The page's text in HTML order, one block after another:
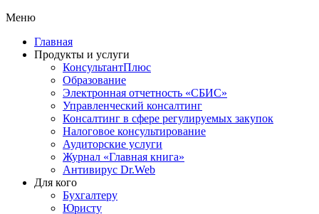
Меню
Главная
Продукты и услуги
КонсультантПлюс
Образование
Электронная отчетность «СБИС»
Управленческий консалтинг
Консалтинг в сфере регулируемых закупок
Налоговое консультирование
Аудиторские услуги
Журнал «Главная книга»
Антивирус Dr.Web
Для кого
Бухгалтеру
Юристу